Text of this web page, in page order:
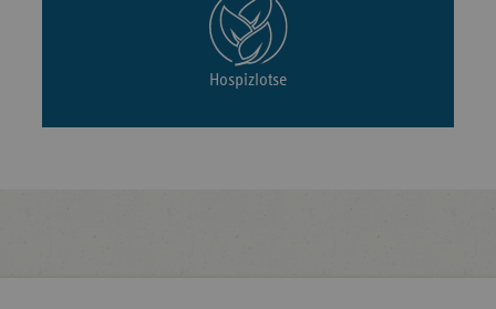
Hospizlotse